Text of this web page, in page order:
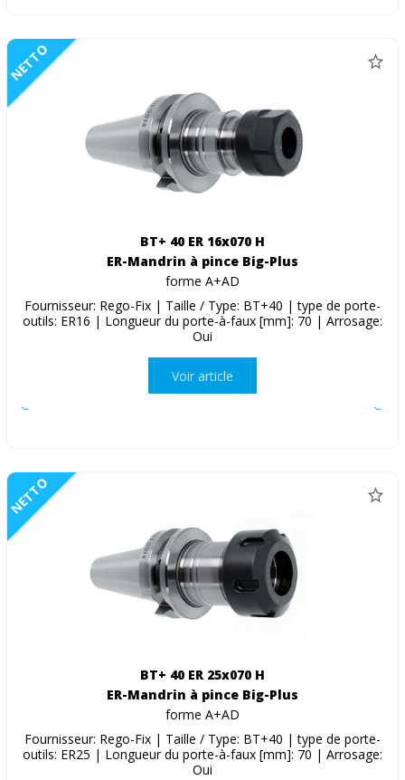
NETTO
BT+ 40 ER 16x070 H
ER-Mandrin à pince Big-Plus
forme A+AD
Fournisseur: Rego-Fix | Taille / Type: BT+40 | type de porte-
outils: ER16 | Longueur du porte-à-faux [mm]: 70 | Arrosage:
Oui
Voir article
NETTO
BT+ 40 ER 25x070 H
ER-Mandrin à pince Big-Plus
forme A+AD
Fournisseur: Rego-Fix | Taille / Type: BT+40 | type de porte-
outils: ER25 | Longueur du porte-à-faux [mm]: 70 | Arrosage:
Oui